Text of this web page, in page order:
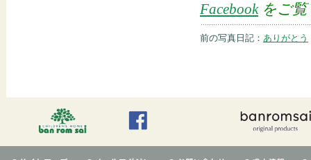
Facebookをご覧
前の写真日記： ありがとう